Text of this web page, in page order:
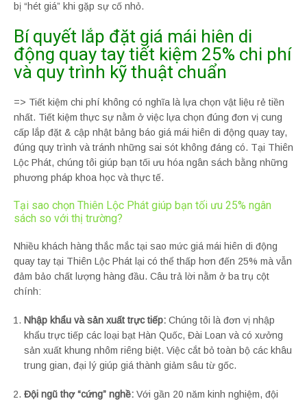
bị “hét giá” khi gặp sự cố nhỏ.
Bí quyết lắp đặt giá mái hiên di
động quay tay tiết kiệm 25% chi phí
và quy trình kỹ thuật chuẩn
=> Tiết kiệm chi phí không có nghĩa là lựa chọn vật liệu rẻ tiền
nhất. Tiết kiệm thực sự nằm ở việc lựa chọn đúng đơn vị cung
cấp lắp đặt & cập nhật bảng báo giá mái hiên di động quay tay,
đúng quy trình và tránh những sai sót không đáng có. Tại Thiên
Lộc Phát, chúng tôi giúp bạn tối ưu hóa ngân sách bằng những
phương pháp khoa học và thực tế.
Tại sao chọn Thiên Lộc Phát giúp bạn tối ưu 25% ngân
sách so với thị trường?
Nhiều khách hàng thắc mắc tại sao mức giá mái hiên di động
quay tay tại Thiên Lộc Phát lại có thể thấp hơn đến 25% mà vẫn
đảm bảo chất lượng hàng đầu. Câu trả lời nằm ở ba trụ cột
chính:
Nhập khẩu và sản xuất trực tiếp: Chúng tôi là đơn vị nhập
khẩu trực tiếp các loại bạt Hàn Quốc, Đài Loan và có xưởng
sản xuất khung nhôm riêng biệt. Việc cắt bỏ toàn bộ các khâu
trung gian, đại lý giúp giá thành giảm sâu từ gốc.
Đội ngũ thợ “cứng” nghề: Với gần 20 năm kinh nghiệm, đội